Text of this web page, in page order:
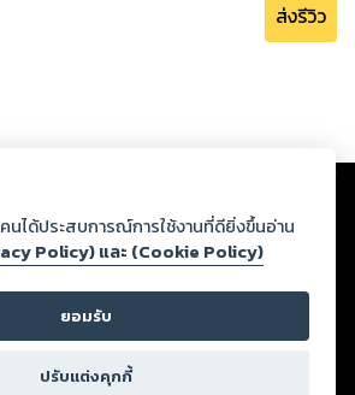
ส่งรีวิว
หลดผ่านเว็บไซต์และปรากฏว่าละเมิดสิทธิใน
อื่นหรือขัดต่อกฎหมายและศีลธรรม ดังนั้น ผู้อ่าน
นการกลั่นกรองด้วยตนเอง และหากท่านพบว่าส่วน
ศีลธรรม กรุณาแจ้งมายังบริษัท เพื่อทีมงานจะได้
งสตอรี่ล็อกขอสงวนลิขสิทธิ์ตามพระราชบัญญัติ
ด)
นได้ประสบการณ์การใช้งานที่ดียิ่งขึ้นอ่าน
Policy) และ (Cookie Policy)
ยอมรับ
ปรับแต่งคุกกี้